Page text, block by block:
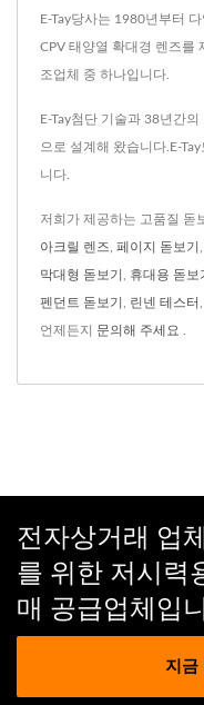
E-Tay당사는 1980년부터
CPV 태양열 확대경 렌즈를
조업체 중 하나입니다.
E-Tay첨단 기술과 38년간
으로 설계해 왔습니다.E-
니다.
저희가 제공하는 고품질 돋
아크릴 렌즈 페이지 돋보기
막대형 돋보기 휴대용 돋보
펜던트 돋보기 린넨 테스터
언제든지 문의해 주세요
전자상거래 업
를 위한 저시력
매 공급업체입
지금